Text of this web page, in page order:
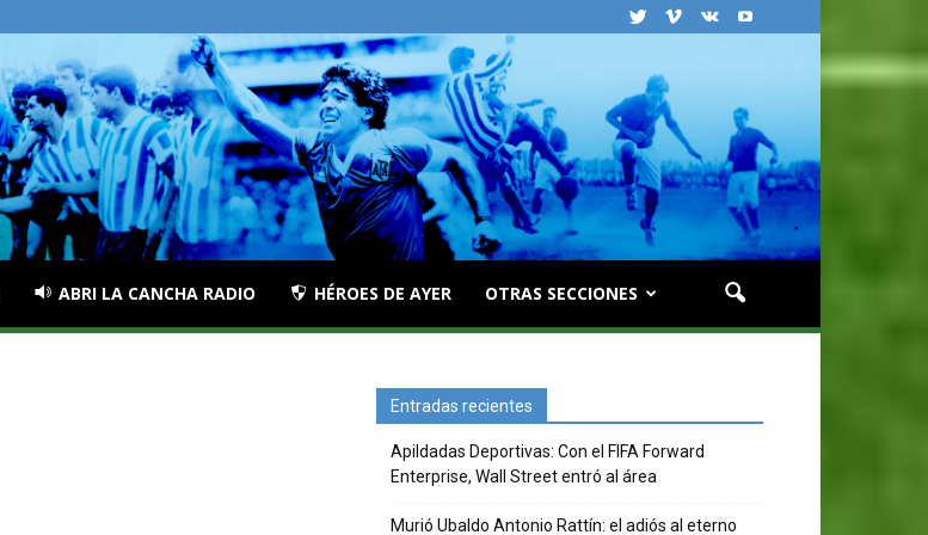
ABRI LA CANCHA RADIO HÉROES DE AYER OTRAS SECCIONES
Entradas recientes
Apildadas Deportivas: Con el FIFA Forward
Enterprise, Wall Street entró al área
Murió Ubaldo Antonio Rattín: el adiós al eterno